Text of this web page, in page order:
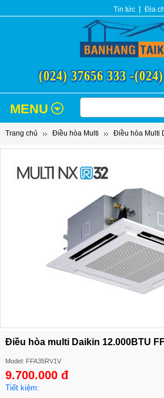
Tin tức Địa
(024) 37656 333 -
MENU
Trang chủ Điều hòa Multi Điều hòa Multi
Điều hòa multi Daikin 12.000BTU
Model: FFA35RV1V
9.700.000 đ
Tiết kiệm: